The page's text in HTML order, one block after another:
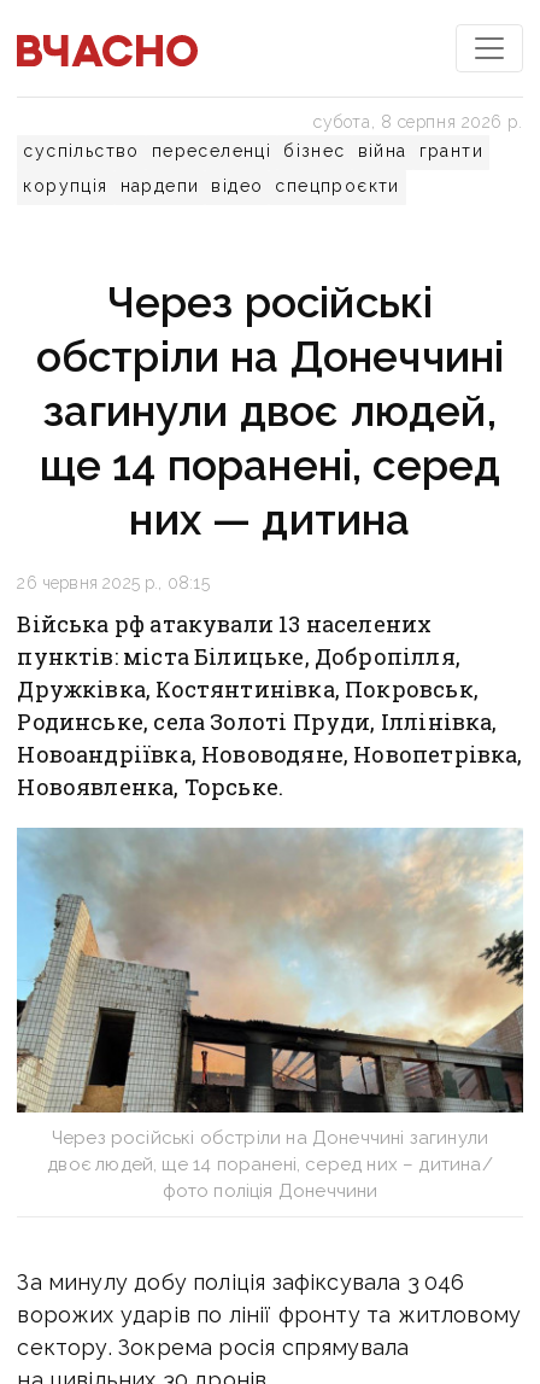
суспільство переселенці бізнес війна
гранти
корупція
нардепи відео спецпроєкти
субота, 8 серпня 2026 р.
Через російські
обстріли на Донеччині
загинули двоє людей,
ще 14 поранені, серед
них — дитина
26 червня 2025 р., 08:15
Війська рф атакували 13 населених
пунктів: міста Білицьке, Добропілля,
Дружківка, Костянтинівка, Покровськ,
Родинське, села Золоті Пруди, Іллінівка,
Новоандріївка, Нововодяне, Новопетрівка,
Новоявленка, Торське.
Через російські обстріли на Донеччині загинули
двоє людей, ще 14 поранені, серед них – дитина/
фото поліція Донеччини
За минулу добу поліція зафіксувала 3 046
ворожих ударів по лінії фронту та житловому
сектору. Зокрема росія спрямувала